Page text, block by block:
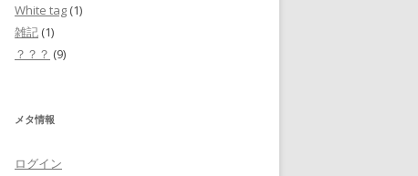
White tag (1)
雑記 (1)
？？？ (9)
メタ情報
ログイン